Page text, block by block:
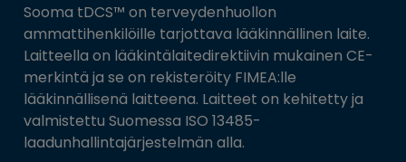
Sooma tDCS™ on terveydenhuollon
ammattihenkilöille tarjottava lääkinnällinen laite.
Laitteella on lääkintälaitedirektiivin mukainen CE-
merkintä ja se on rekisteröity FIMEA:lle
lääkinnällisenä laitteena. Laitteet on kehitetty ja
valmistettu Suomessa ISO 13485-
laadunhallintajärjestelmän alla.